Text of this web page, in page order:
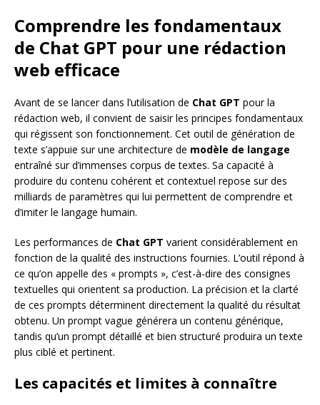
Comprendre les fondamentaux
de Chat GPT pour une rédaction
web efficace
Avant de se lancer dans l’utilisation de Chat GPT pour la
rédaction web, il convient de saisir les principes fondamentaux
qui régissent son fonctionnement. Cet outil de génération de
texte s’appuie sur une architecture de modèle de langage
entraîné sur d’immenses corpus de textes. Sa capacité à
produire du contenu cohérent et contextuel repose sur des
milliards de paramètres qui lui permettent de comprendre et
d’imiter le langage humain.
Les performances de Chat GPT varient considérablement en
fonction de la qualité des instructions fournies. L’outil répond à
ce qu’on appelle des « prompts », c’est-à-dire des consignes
textuelles qui orientent sa production. La précision et la clarté
de ces prompts déterminent directement la qualité du résultat
obtenu. Un prompt vague générera un contenu générique,
tandis qu’un prompt détaillé et bien structuré produira un texte
plus ciblé et pertinent.
Les capacités et limites à connaître